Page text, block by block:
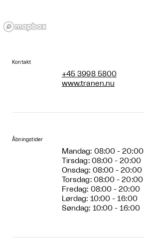
Kontakt
+45 3998 5800
www.tranen.nu
Åbningstider
Mandag: 08:00 - 20:00
Tirsdag: 08:00 - 20:00
Onsdag: 08:00 - 20:00
Torsdag: 08:00 - 20:00
Fredag: 08:00 - 20:00
Lørdag: 10:00 - 16:00
Søndag: 10:00 - 16:00